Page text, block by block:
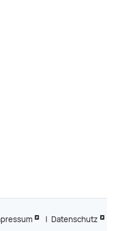
| Datenschutz